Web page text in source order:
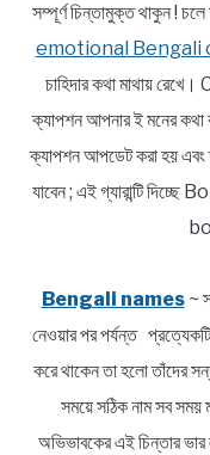
সম্পূর্ণ চিন্তামুক্ত থাকুন !
emotional Bengali
চাহিদার কথা মাথায়
ক্যাপশন আপনার ই মনের কথা
ক্যাপশন আপডেট করা হয় এবং
যাবেন ; এই গ্যারান্টি
Bengali names~
নেওয়ার পর পর্যন্ত প্রত্যেকটি
করে থাকেন তা হলো তাঁদের
সময়ে সঠিক নাম সব সময়
অভিভাবকের এই চিন্তার